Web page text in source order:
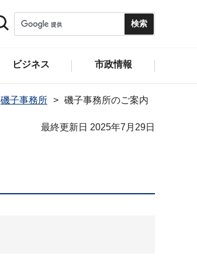
ビジネス 市政情報
磯子事務所 磯子事務所のご案内
最終更新日 2025年7月29日